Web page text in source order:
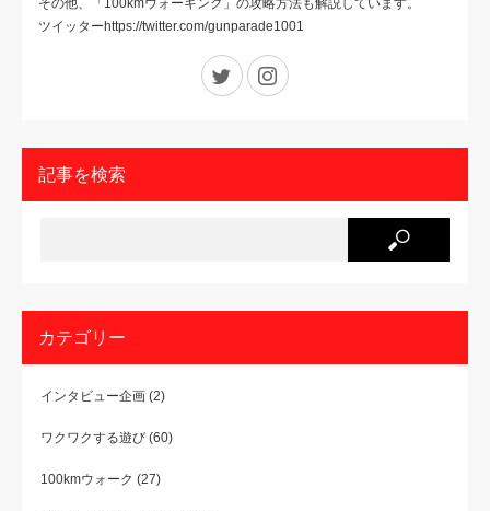
その他、「100kmウォーキング」の攻略方法も解説しています。
ツイッターhttps://twitter.com/gunparade1001
Twitter
記事を検索
カテゴリー
インタビュー企画 (2)
ワクワクする遊び (60)
100kmウォーク (27)